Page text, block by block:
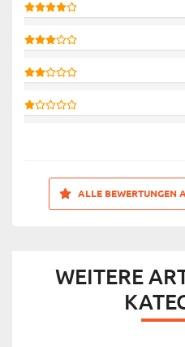
ALLE BEWERTUNGEN
WEITERE